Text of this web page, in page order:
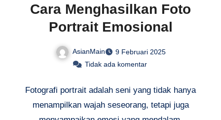
Cara Menghasilkan Foto
Portrait Emosional
AsianMain
9 Februari 2025
Tidak ada komentar
Fotografi portrait adalah seni yang tidak hanya
menampilkan wajah seseorang, tetapi juga